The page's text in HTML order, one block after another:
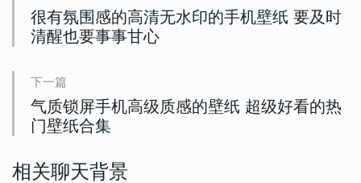
很有氛围感的高清无水印的手机壁纸 要及时
清醒也要事事甘心
下一篇
气质锁屏手机高级质感的壁纸 超级好看的热
门壁纸合集
相关聊天背景